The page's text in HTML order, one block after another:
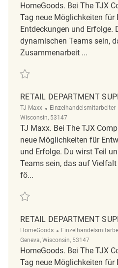
HomeGoods. Bei The TJX
Tag neue Möglichkeiten für
Entdeckungen und Erfolge.
dynamischen Teams sein,
Zusammenarbeit ...
Retten Retail Department
RETAIL DEPARTMENT
TJ Maxx Kategorie
Einzelhandelsmitarbeiter
Wisconsin, 53147
TJ Maxx. Bei The TJX
neue Möglichkeiten für
und Erfolge. Du wirst Teil
Teams sein, das auf
fö...
Retten Retail Department
RETAIL DEPARTMENT
HomeGoods Kategorie
Geneva, Wisconsin, 53147
HomeGoods. Bei The TJX
Tag neue Möglichkeiten für